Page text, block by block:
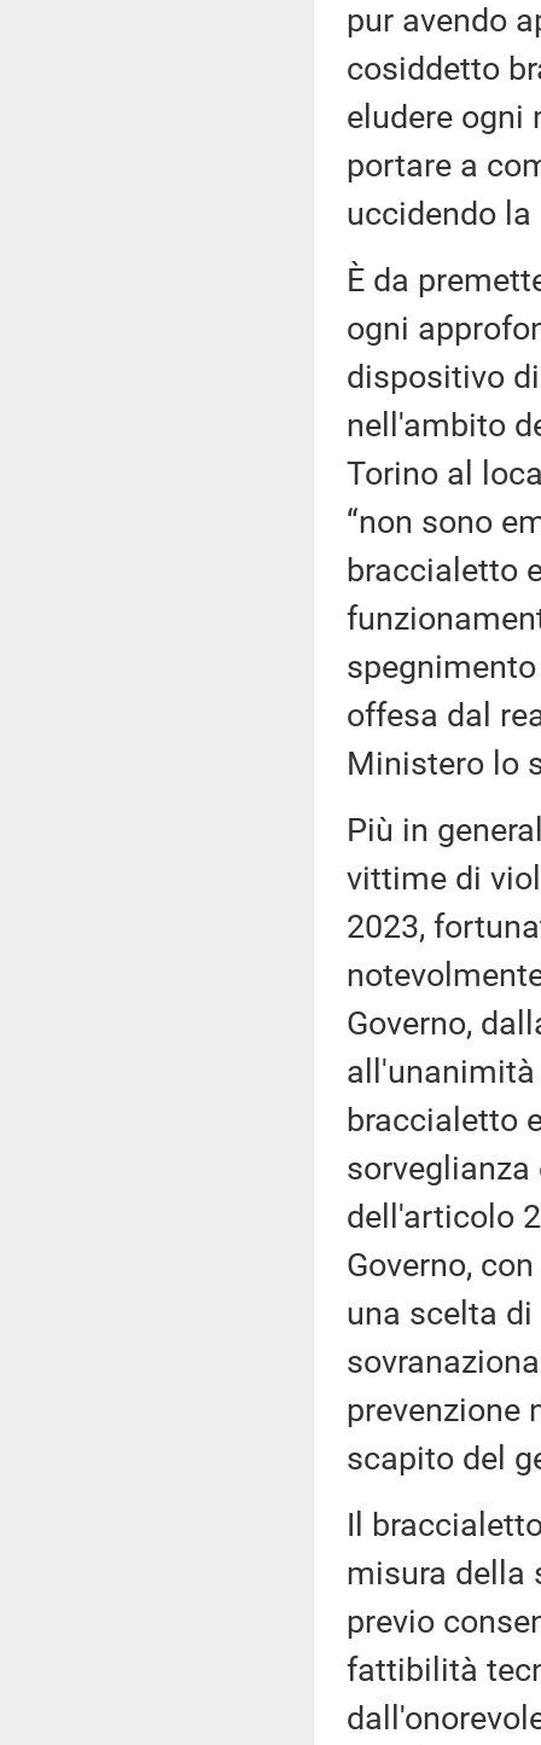
pur avendo
cosiddetto
eludere ogni
portare a
uccidendo
È da
ogni
dispositivo
nell'ambito
Torino al
“non sono
braccialetto
offesa dal
Ministero lo
Più in
vittime di
2023,
Governo,
braccialetto
dell'articolo
Governo,
una scelta
prevenzione
scapito del
Il
misura della
previo
fattibilità